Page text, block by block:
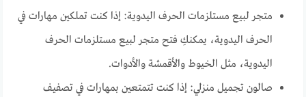
متجر لبيع مستلزمات الحرف اليدوية: إذا كنت تملكين مهارات في
الحرف اليدوية، يمكنكِ فتح متجر لبيع مستلزمات الحرف
اليدوية، مثل الخيوط والأقمشة والأدوات.
صالون تجميل منزلي: إذا كنت تتمتعين بمهارات في تصفيف